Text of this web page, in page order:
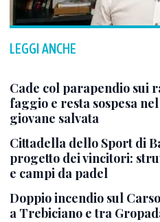
LEGGI ANCHE
Cade col parapendio sui
faggio e resta sospesa
giovane salvata
Cittadella dello Sport di
progetto dei vincitori:
e campi da padel
Doppio incendio sul
a Trebiciano e tra